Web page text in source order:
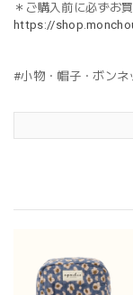
＊ご購入前に必ずお
https://
#小物・帽子・ボンネ